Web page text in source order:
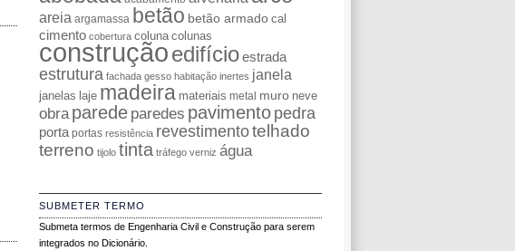
areia argamassa betão betão armado cal
cimento cobertura coluna colunas
construçãoedifício estrada
estrutura fachada gesso habitação inertes janela
janelas laje madeira materiais metal muro neve
obra parede paredes pavimento pedra
porta portas resistência revestimentotelhado
terreno tijolo tinta tráfego verniz água
SUBMETER TERMO
Submeta termos de Engenharia Civil e Construção para serem
integrados no Dicionário.